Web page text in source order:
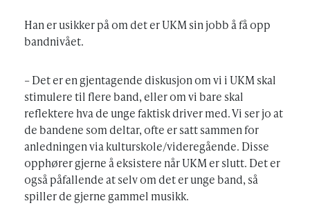
Han er usikker på om det er UKM sin jobb å få opp
bandnivået.
– Det er en gjentagende diskusjon om vi i UKM skal
stimulere til flere band, eller om vi bare skal
reflektere hva de unge faktisk driver med. Vi ser jo at
de bandene som deltar, ofte er satt sammen for
anledningen via kulturskole/videregående. Disse
opphører gjerne å eksistere når UKM er slutt. Det er
også påfallende at selv om det er unge band, så
spiller de gjerne gammel musikk.